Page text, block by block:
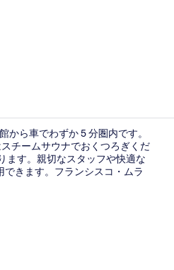
屋外プール
ら車でわずか 5 分圏内です。
チームサウナでおくつろぎくだ
ます。親切なスタッフや快適な
きます。フランシスコ・ムラ